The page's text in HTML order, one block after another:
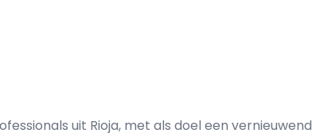
uit Rioja, met als doel een vernieuwend